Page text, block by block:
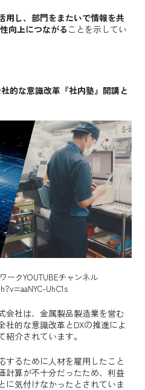
用し、部門をまたいで情報を共
向上につながる ことを示してい
的な意識改革『社内塾』開講と
ークYOUTUBEチャンネル
UhC1s
会社は、金属製品製造業を営む
社的な意識改革とDXの推進によ
介されています。
するために人材を雇用したこと
計算が不十分だったため、利益
に気付けなかったとされていま